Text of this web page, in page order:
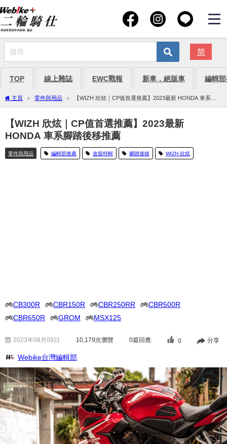
简
TOP 線上雜誌 EWC戰報 新車．絕版車 編輯
主頁 零件與用品
【WIZH 欣炫｜CP值首選推薦】2023最新 HONDA 車系腳
踏後移推薦
【WIZH 欣炫｜CP值首選推薦】2023最新
HONDA 車系腳踏後移推薦
零件與用品 編輯部推薦 改裝特輯 腳踏後移 WIZH 欣炫
CB300R CBR150R CBR250RR
CBR500R
CBR650R
GROM MSX125
2023年08月09日 10,179次瀏覽 0篇回應 0 分享
Webike台灣編輯部